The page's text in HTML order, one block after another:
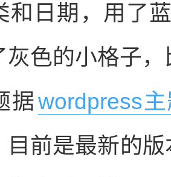
和日期，用了
灰色的小格子
据wordpress
目前是最新的